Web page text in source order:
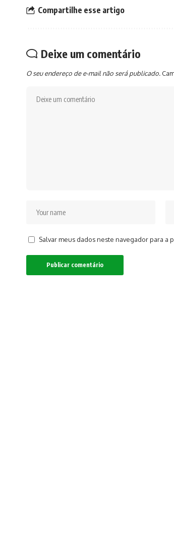
Compartilhe esse artigo
Deixe um comentário
O seu endereço de e-mail não será publicado.
Salvar meus dados neste navegador para a